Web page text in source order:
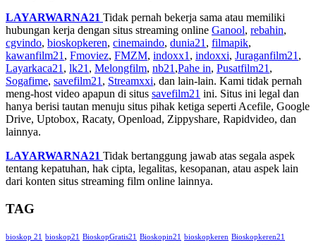
LAYARWARNA21 Tidak pernah bekerja sama atau memiliki
hubungan kerja dengan situs streaming online Ganool, rebahin,
cgvindo, bioskopkeren, cinemaindo, dunia21 , filmapik,
kawanfilm21 , Fmoviez, FMZM, indoxx1 , indoxxi, Juraganfilm21 ,
Layarkaca21 , lk21 , Melongfilm, nb21 ,Pahe in, Pusatfilm21 ,
Sogafime, savefilm21 , Streamxxi, dan lain-lain. Kami tidak pernah
meng-host video apapun di situs savefilm21 ini. Situs ini legal dan
hanya berisi tautan menuju situs pihak ketiga seperti Acefile, Google
Drive, Uptobox, Racaty, Openload, Zippyshare, Rapidvideo, dan
lainnya.
LAYARWARNA21 Tidak bertanggung jawab atas segala aspek
tentang kepatuhan, hak cipta, legalitas, kesopanan, atau aspek lain
dari konten situs streaming film online lainnya.
TAG
bioskop 21 bioskop21 BioskopGratis21 Bioskopin21 bioskopkeren Bioskopkeren21